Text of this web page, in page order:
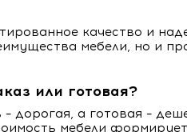
качество и
мебели, но и
или готовая?
дорогая, а готовая –
мебели